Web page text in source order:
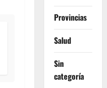
Provincias
Salud
Sin
categoría